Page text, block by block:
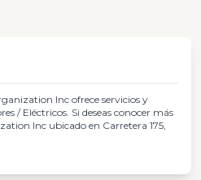
Inc ofrece servicios y
/ Eléctricos. Si deseas conocer más
Inc ubicado en Carretera 175,